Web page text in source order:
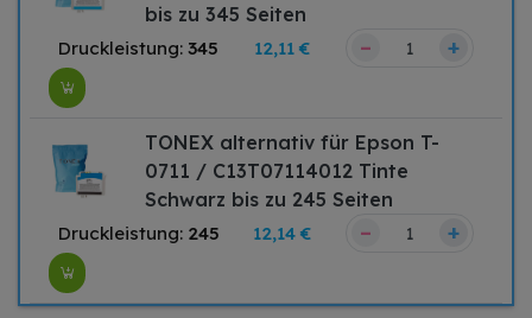
bis zu 345 Seiten
Druckleistung: 345 12,11 € – +
TONEX alternativ für Epson T-
0711 / C13T07114012 Tinte
Schwarz bis zu 245 Seiten
Druckleistung: 245 12,14 € – +